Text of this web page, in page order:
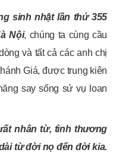
sinh nhật lần thứ 355
Nội, chúng ta cùng cầu
và tất cả các anh chị
Giá, được trung kiên
say sống sứ vụ loan
nhân từ, tình thương
từ đời nọ đến đời kia.